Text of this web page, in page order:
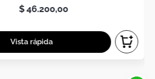
$46.200,00